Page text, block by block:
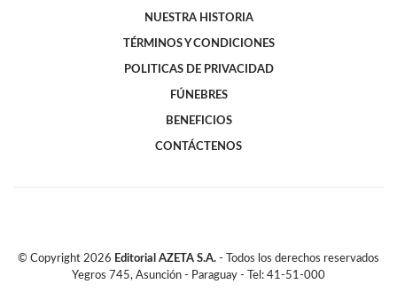
NUESTRA HISTORIA
TÉRMINOS Y CONDICIONES
POLITICAS DE PRIVACIDAD
FÚNEBRES
BENEFICIOS
CONTÁCTENOS
© Copyright 2026 Editorial AZETA S.A. - Todos los derechos reservados
Yegros 745, Asunción - Paraguay - Tel: 41-51-000